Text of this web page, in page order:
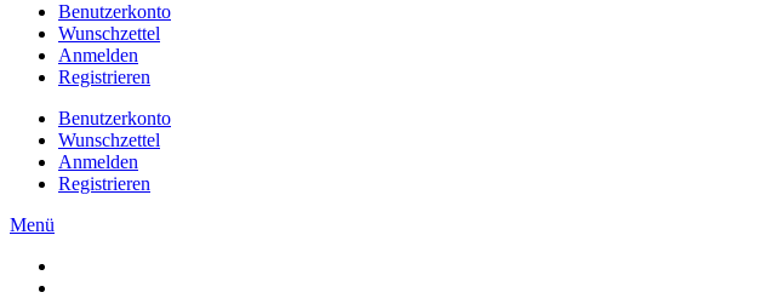
Benutzerkonto
Wunschzettel
Anmelden
Registrieren
Benutzerkonto
Wunschzettel
Anmelden
Registrieren
Menü